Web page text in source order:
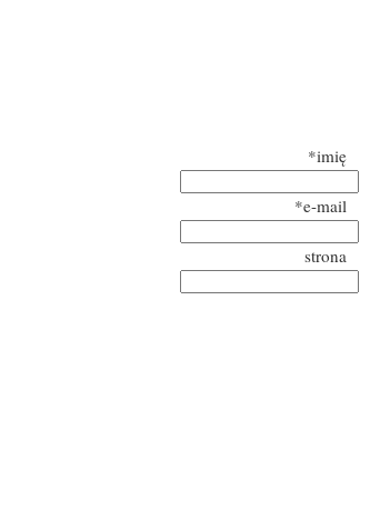
*imię
*e-mail
strona